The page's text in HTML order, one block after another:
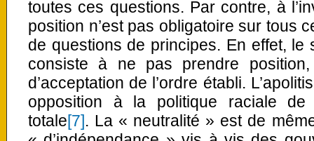
toutes ces questions. Par contre, à
position n’est pas obligatoire sur tous
de questions de principes. En effet, le
consiste à ne pas prendre
d’acceptation de l’ordre établi.
opposition à la politique raciale
totale[7]. La « neutralité » est de